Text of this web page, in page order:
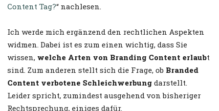
Content Tag?“ nachlesen.
Ich werde mich ergänzend den rechtlichen Aspekten
widmen. Dabei ist es zum einen wichtig, dass Sie
wissen, welche Arten von Branding Content erlaubt
sind. Zum anderen stellt sich die Frage, ob Branded
Content verbotene Schleichwerbung darstellt.
Leider spricht, zumindest ausgehend von bisheriger
Rechtsprechung, einiges dafür.